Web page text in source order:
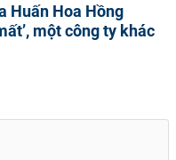
Huấn Hoa Hồng
một công ty khác